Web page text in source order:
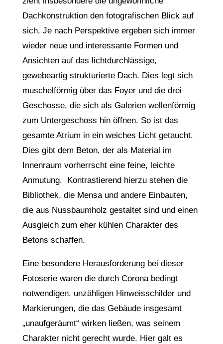
Dachkonstruktion den fotografischen Blick auf
sich. Je nach Perspektive ergeben sich immer
wieder neue und interessante Formen und
Ansichten auf das lichtdurchlässige,
gewebeartig strukturierte Dach. Dies legt sich
muschelförmig über das Foyer und die drei
Geschosse, die sich als Galerien wellenförmig
zum Untergeschoss hin öffnen. So ist das
gesamte Atrium in ein weiches Licht getaucht.
Dies gibt dem Beton, der als Material im
Innenraum vorherrscht eine feine, leichte
Anmutung. Kontrastierend hierzu stehen die
Bibliothek, die Mensa und andere Einbauten,
die aus Nussbaumholz gestaltet sind und einen
Ausgleich zum eher kühlen Charakter des
Betons schaffen.
Eine besondere Herausforderung bei dieser
Fotoserie waren die durch Corona bedingt
notwendigen, unzähligen Hinweisschilder und
Markierungen, die das Gebäude insgesamt
„unaufgeräumt“ wirken ließen, was seinem
Charakter nicht gerecht wurde. Hier galt es